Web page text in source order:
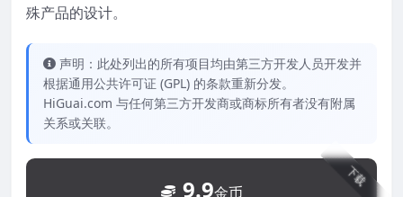
殊产品的设计。
声明：此处列出的所有项目均由第三方开发人员开发并
根据通用公共许可证 (GPL) 的条款重新分发。
HiGuai.com 与任何第三方开发商或商标所有者没有附属
关系或关联。
下载
9.9金币